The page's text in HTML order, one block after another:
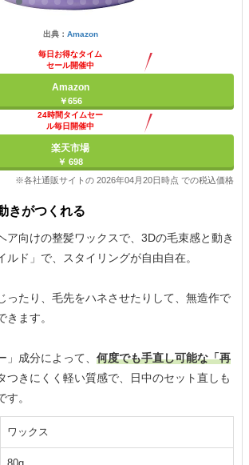
出典： Amazon
毎日お得なタイム
セール開催中
Amazon
￥656
24時間タイムセー
ル毎日開催中
楽天市場
￥ 698
※各社通販サイトの 2026年04月20日時点 での税込価格
きがつくれる
ア向けの整髪ワックスで、3Dの毛束感と動き
ルド」で、スタイリングが自由自在。
ったり、毛先をハネさせたりして、無造作で
きます。
」成分によって、 何度でも手直し可能な「再
つきにくく軽い質感で、日中のセット直しも
す。
ワックス